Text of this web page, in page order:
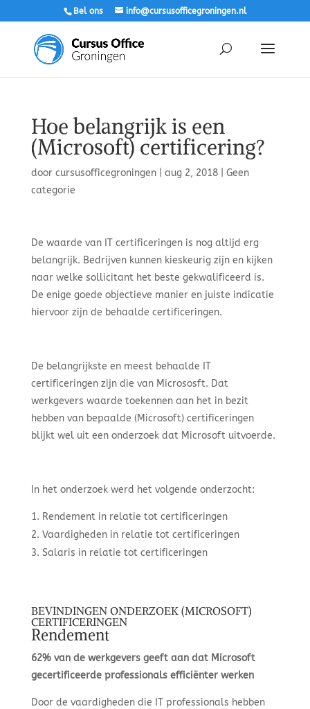
Bel ons info@cursusofficegroningen.nl
Hoe belangrijk is een
(Microsoft) certificering?
door cursusofficegroningen| aug 2, 2018| Geen
categorie
De waarde van IT certificeringen is nog altijd erg
belangrijk. Bedrijven kunnen kieskeurig zijn en kijken
naar welke sollicitant het beste gekwalificeerd is.
De enige goede objectieve manier en juiste indicatie
hiervoor zijn de behaalde certificeringen.
De belangrijkste en meest behaalde IT
certificeringen zijn die van Micrososft. Dat
werkgevers waarde toekennen aan het in bezit
hebben van bepaalde (Microsoft) certificeringen
blijkt wel uit een onderzoek dat Microsoft uitvoerde.
In het onderzoek werd het volgende onderzocht:
Rendement in relatie tot certificeringen
Vaardigheden in relatie tot certificeringen
Salaris in relatie tot certificeringen
BEVINDINGEN ONDERZOEK (MICROSOFT)
CERTIFICERINGEN
Rendement
62% van de werkgevers geeft aan dat Microsoft
gecertificeerde professionals efficiënter werken
Door de vaardigheden die IT professionals hebben